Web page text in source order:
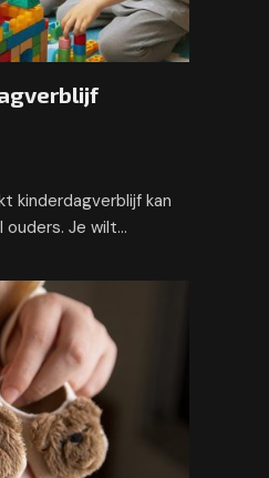
kinderdagverblijf kan
ouders. Je wilt…